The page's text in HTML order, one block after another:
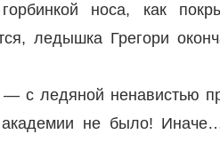
носа, как
ледышка Грегори
с ледяной ненавистью
академии не было!